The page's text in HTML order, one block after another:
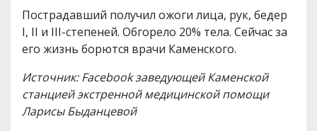
Пострадавший получил ожоги лица, рук, бедер
I, II и III-степеней. Обгорело 20% тела. Сейчас за
его жизнь борются врачи Каменского.
Источник: Facebook заведующей Каменской
станцией экстренной медицинской помощи
Ларисы Быданцевой